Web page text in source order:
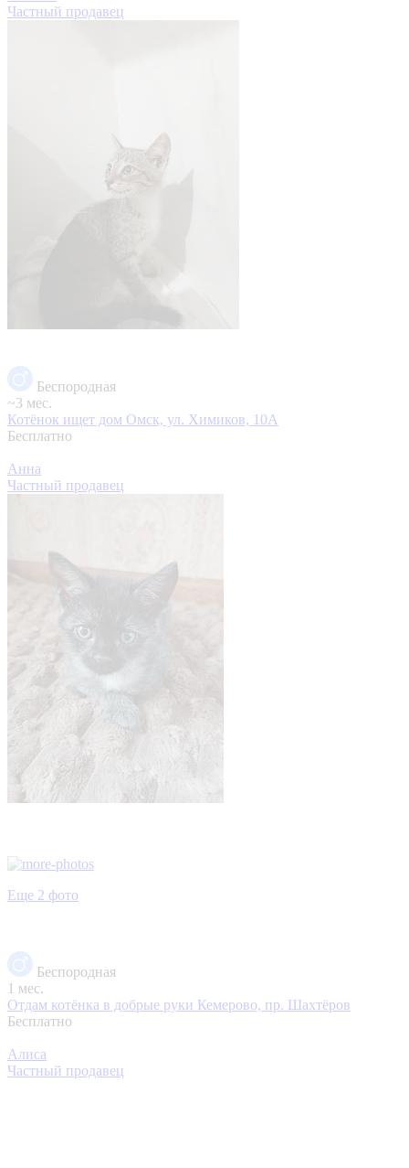
Частный продавец
Беспородная
~3 мес.
Котёнок ищет дом Омск, ул. Химиков, 10А
Бесплатно
Анна
Частный продавец
Еще 2 фото
Беспородная
1 мес.
Отдам котёнка в добрые руки Кемерово, пр. Шахтёров
Бесплатно
Алиса
Частный продавец